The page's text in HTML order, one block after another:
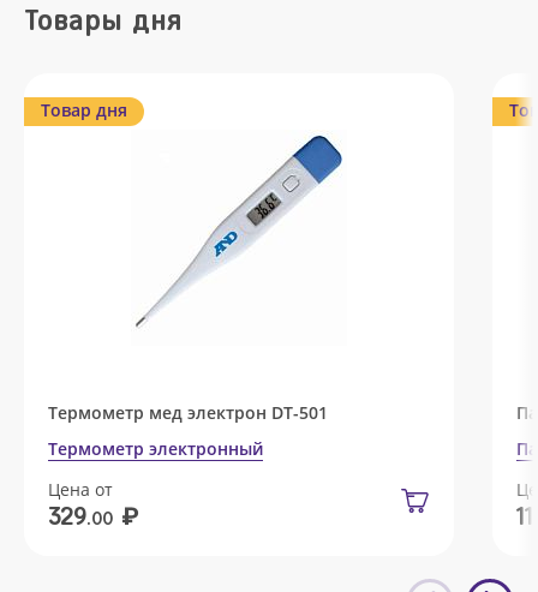
Товары дня
Товар дня
Термометр мед электрон DT-501
Термометр электронный
Цена от
329.00 ₽ 11